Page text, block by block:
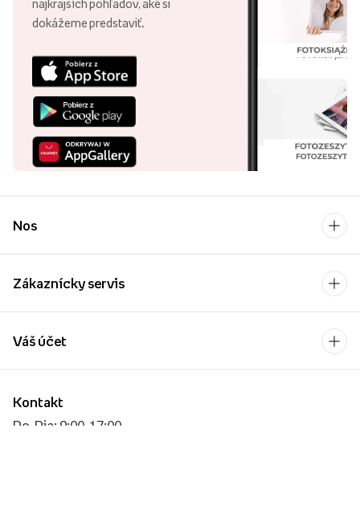
najkrajších pohľadov, aké si
dokážeme predstaviť.
Nos
Zákaznícky servis
Kontakt
Po-Pia: 9:00-17:00
Váš účet